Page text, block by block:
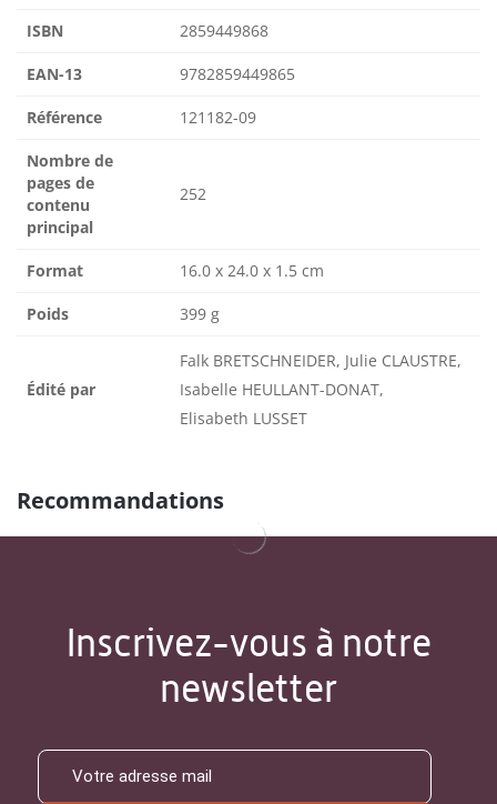
ISBN 2859449868
EAN-13 9782859449865
Référence 121182-09
Nombre de
pages de
contenu
principal
252
Format 16.0 x 24.0 x 1.5 cm
Poids 399 g
Édité par
Falk BRETSCHNEIDER, Julie CLAUSTRE,
Isabelle HEULLANT-DONAT,
Elisabeth LUSSET
Recommandations
Inscrivez-vous à notre
newsletter